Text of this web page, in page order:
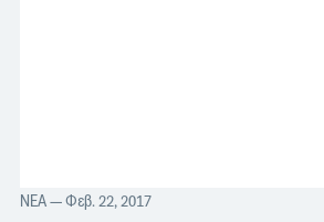
ΝΈΑ— Φεβ. 22, 2017